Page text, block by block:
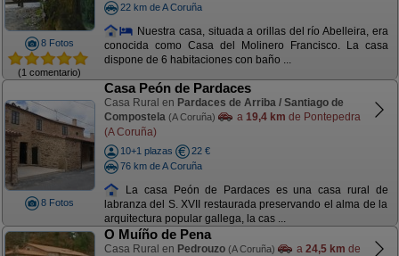
8 Fotos
(1 comentario)
22 km de A Coruña
Nuestra casa, situada a orillas del río Abelleira, era
conocida como Casa del Molinero Francisco. La casa
dispone de 6 habitaciones con baño ...
8 Fotos
Casa Peón de Pardaces
Casa Rural en Pardaces de Arriba / Santiago de
Compostela (A Coruña) a 19,4 km de Pontepedra
(A Coruña)
10+1 plazas
22 €
76 km de A Coruña
La casa Peón de Pardaces es una casa rural de
labranza del S. XVII restaurada preservando el alma de la
arquitectura popular gallega, la cas ...
O Muíño de Pena
Casa Rural en Pedrouzo (A Coruña) a 24,5 km de